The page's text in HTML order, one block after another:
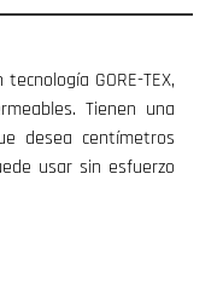
GORE-TEX,
Tienen una
desea centímetros
usar sin esfuerzo